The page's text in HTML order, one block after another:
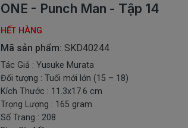
ONE - Punch Man - Tập 14
HẾT HÀNG
Mã sản phẩm: SKD40244
Tác Giả : Yusuke Murata
Đối tượng : Tuổi mới lớn (15 – 18)
Kích Thước : 11.3x17.6 cm
Trọng Lượng : 165 gram
Số Trang : 208